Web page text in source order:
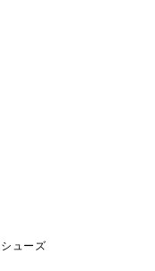
シューズ